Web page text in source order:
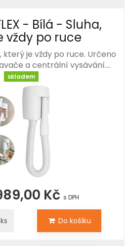
- Bílá - Sluha,
vždy po ruce
který je vždy po ruce. Určeno
a centrální vysávání.…
skladem
Kč s DPH
ks Do košíku